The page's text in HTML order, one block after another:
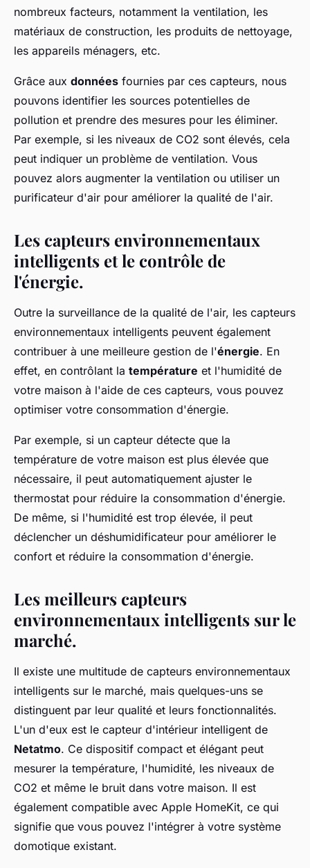
nombreux facteurs, notamment la ventilation, les
matériaux de construction, les produits de nettoyage,
les appareils ménagers, etc.
Grâce aux données fournies par ces capteurs, nous
pouvons identifier les sources potentielles de
pollution et prendre des mesures pour les éliminer.
Par exemple, si les niveaux de CO2 sont élevés, cela
peut indiquer un problème de ventilation. Vous
pouvez alors augmenter la ventilation ou utiliser un
purificateur d'air pour améliorer la qualité de l'air.
Les capteurs environnementaux
intelligents et le contrôle de
l'énergie.
Outre la surveillance de la qualité de l'air, les capteurs
environnementaux intelligents peuvent également
contribuer à une meilleure gestion de l'énergie. En
effet, en contrôlant la température et l'humidité de
votre maison à l'aide de ces capteurs, vous pouvez
optimiser votre consommation d'énergie.
Par exemple, si un capteur détecte que la
température de votre maison est plus élevée que
nécessaire, il peut automatiquement ajuster le
thermostat pour réduire la consommation d'énergie.
De même, si l'humidité est trop élevée, il peut
déclencher un déshumidificateur pour améliorer le
confort et réduire la consommation d'énergie.
Les meilleurs capteurs
environnementaux intelligents sur le
marché.
Il existe une multitude de capteurs environnementaux
intelligents sur le marché, mais quelques-uns se
distinguent par leur qualité et leurs fonctionnalités.
L'un d'eux est le capteur d'intérieur intelligent de
Netatmo. Ce dispositif compact et élégant peut
mesurer la température, l'humidité, les niveaux de
CO2 et même le bruit dans votre maison. Il est
également compatible avec Apple HomeKit, ce qui
signifie que vous pouvez l'intégrer à votre système
domotique existant.